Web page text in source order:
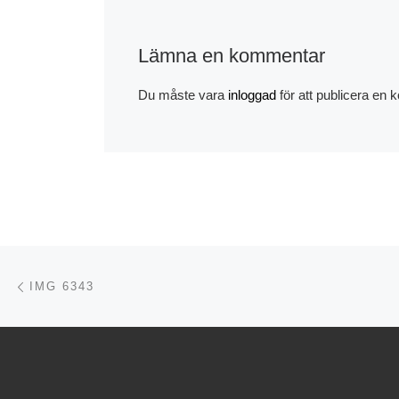
Lämna en kommentar
Du måste vara inloggadför att publicera en
Inläggsnavigering
IMG 6343